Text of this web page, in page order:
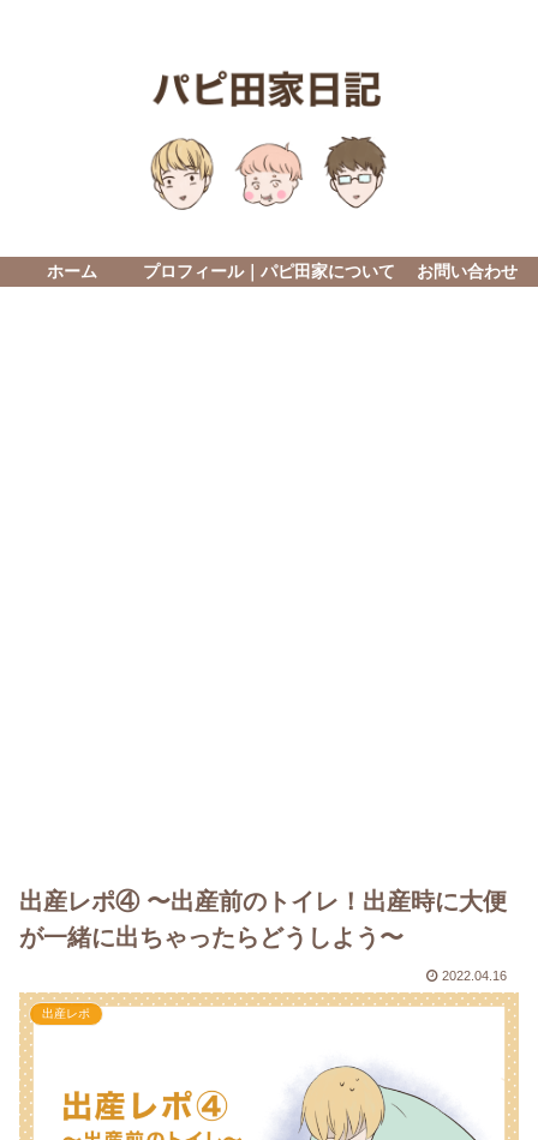
ホーム プロフィール｜パピ田家について お問い合わせ
出産レポ④ 〜出産前のトイレ！出産時に大便
が一緒に出ちゃったらどうしよう〜
2022.04.16
出産レポ